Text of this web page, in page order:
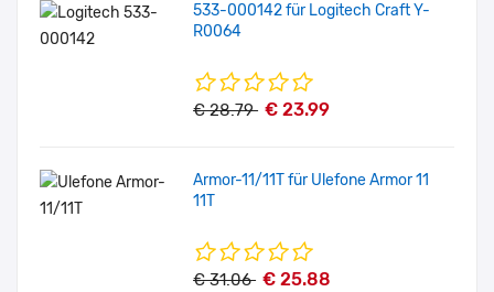
533-000142 für Logitech Craft Y-
R0064
€ 28.79 € 23.99
Armor-11/11T für Ulefone Armor 11
11T
€ 31.06 € 25.88